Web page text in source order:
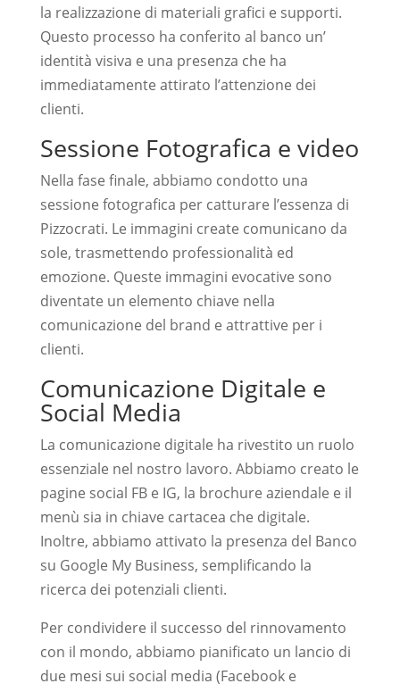
la realizzazione di materiali grafici e supporti.
Questo processo ha conferito al banco un’
identità visiva e una presenza che ha
immediatamente attirato l’attenzione dei
clienti.
Sessione Fotografica e video
Nella fase finale, abbiamo condotto una
sessione fotografica per catturare l’essenza di
Pizzocrati. Le immagini create comunicano da
sole, trasmettendo professionalità ed
emozione. Queste immagini evocative sono
diventate un elemento chiave nella
comunicazione del brand e attrattive per i
clienti.
Comunicazione Digitale e
Social Media
La comunicazione digitale ha rivestito un ruolo
essenziale nel nostro lavoro. Abbiamo creato le
pagine social FB e IG, la brochure aziendale e il
menù sia in chiave cartacea che digitale.
Inoltre, abbiamo attivato la presenza del Banco
su Google My Business, semplificando la
ricerca dei potenziali clienti.
Per condividere il successo del rinnovamento
con il mondo, abbiamo pianificato un lancio di
due mesi sui social media (Facebook e